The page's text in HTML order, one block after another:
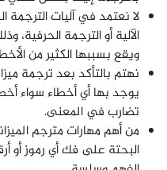
لا نعتمد في آليات الترجمة
الآلية أو الترجمة الحرفية،
ويقع بسببها الكثير من
نهتم بالتأكد بعد ترجمة
يوجد بها أي أخطاء سواء
تضارب في المعنى.
من أهم مهارات مترجم
البحتة على فك أي رموز أو